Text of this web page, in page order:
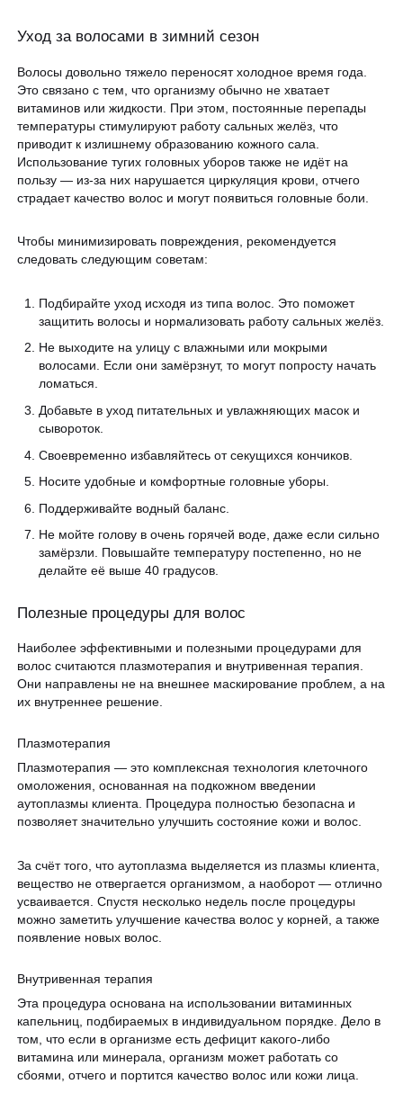
Уход за волосами в зимний сезон
Волосы довольно тяжело переносят холодное время года.
Это связано с тем, что организму обычно не хватает
витаминов или жидкости. При этом, постоянные перепады
температуры стимулируют работу сальных желёз, что
приводит к излишнему образованию кожного сала.
Использование тугих головных уборов также не идёт на
пользу — из-за них нарушается циркуляция крови, отчего
страдает качество волос и могут появиться головные боли.
Чтобы минимизировать повреждения, рекомендуется
следовать следующим советам:
Подбирайте уход исходя из типа волос. Это поможет
защитить волосы и нормализовать работу сальных желёз.
Не выходите на улицу с влажными или мокрыми
волосами. Если они замёрзнут, то могут попросту начать
ломаться.
Добавьте в уход питательных и увлажняющих масок и
сывороток.
Своевременно избавляйтесь от секущихся кончиков.
Носите удобные и комфортные головные уборы.
Поддерживайте водный баланс.
Не мойте голову в очень горячей воде, даже если сильно
замёрзли. Повышайте температуру постепенно, но не
делайте её выше 40 градусов.
Полезные процедуры для волос
Наиболее эффективными и полезными процедурами для
волос считаются плазмотерапия и внутривенная терапия.
Они направлены не на внешнее маскирование проблем, а на
их внутреннее решение.
Плазмотерапия
Плазмотерапия — это комплексная технология клеточного
омоложения, основанная на подкожном введении
аутоплазмы клиента. Процедура полностью безопасна и
позволяет значительно улучшить состояние кожи и волос.
За счёт того, что аутоплазма выделяется из плазмы клиента,
вещество не отвергается организмом, а наоборот — отлично
усваивается. Спустя несколько недель после процедуры
можно заметить улучшение качества волос у корней, а также
появление новых волос.
Внутривенная терапия
Эта процедура основана на использовании витаминных
капельниц, подбираемых в индивидуальном порядке. Дело в
том, что если в организме есть дефицит какого-либо
витамина или минерала, организм может работать со
сбоями, отчего и портится качество волос или кожи лица.